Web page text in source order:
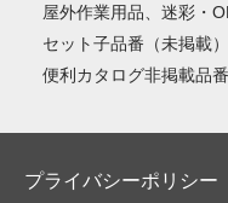
屋外作業用品、迷彩・
セット子品番（未掲載）
便利カタログ非掲載品番
プライバシーポリシー